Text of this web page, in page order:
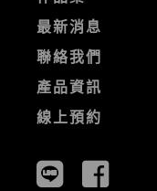
最新消息
聯絡我們
產品資訊
線上預約